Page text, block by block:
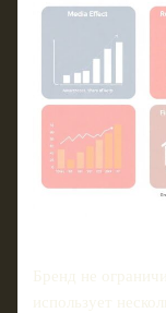
Бренд не
использует